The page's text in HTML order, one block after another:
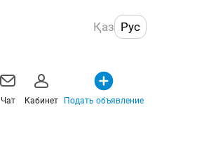
Қаз Рус
Чат Кабинет Подать объявление